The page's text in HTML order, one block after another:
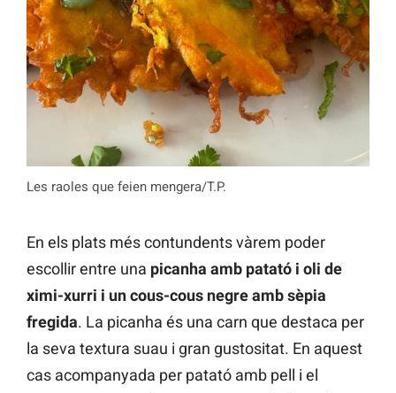
Les raoles que feien mengera/T.P.
En els plats més contundents vàrem poder
escollir entre una picanha amb patató i oli de
ximi-xurri i un cous-cous negre amb sèpia
fregida. La picanha és una carn que destaca per
la seva textura suau i gran gustositat. En aquest
cas acompanyada per patató amb pell i el